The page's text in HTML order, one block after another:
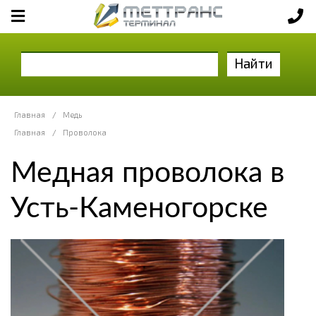
Найти
Главная /
Медь
Главная
/ Проволока
Медная проволока в
Усть-Каменогорске